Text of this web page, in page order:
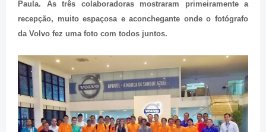
Paula. As três colaboradoras mostraram primeiramente a
recepção, muito espaçosa e aconchegante onde o fotógrafo
da Volvo fez uma foto com todos juntos.